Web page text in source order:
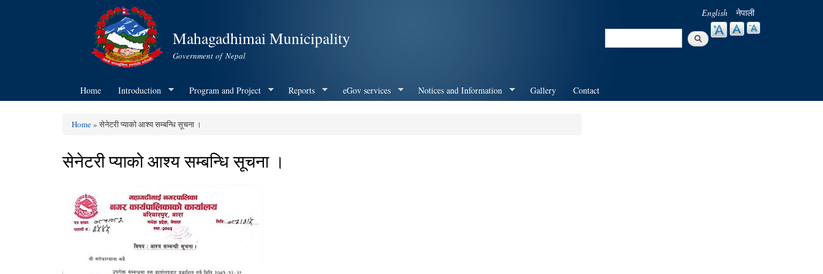
Mahagadhimai Municipality
Government of Nepal
English नेपाली
Search
Home Introduction Program and Project Reports eGov services Notices and Information Gallery Contact
Home» सेनेटरी प्याको आश्य सम्बन्धि सूचना ।
सेनेटरी प्याको आश्य सम्बन्धि सूचना ।